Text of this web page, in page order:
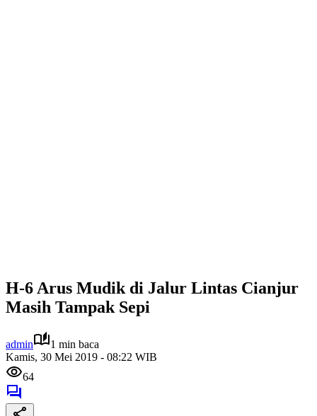
H-6 Arus Mudik di Jalur Lintas Cianjur
Masih Tampak Sepi
admin
1 min baca
Kamis, 30 Mei 2019 - 08:22 WIB
64